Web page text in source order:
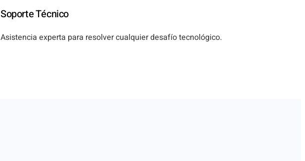
Soporte Técnico
Asistencia experta para resolver cualquier desafío tecnológico.